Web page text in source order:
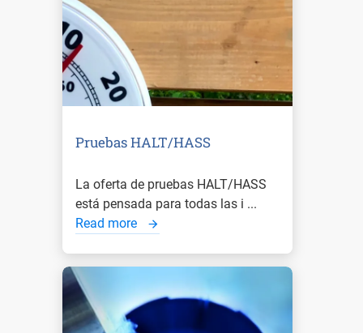
Pruebas HALT/HASS
La oferta de pruebas HALT/HASS
está pensada para todas las i ...
Read more